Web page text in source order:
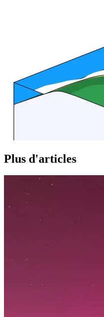
Plus d'articles